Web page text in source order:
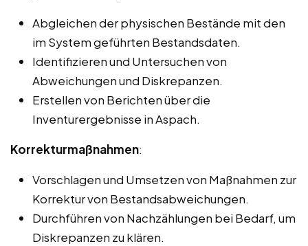
Abgleichen der physischen Bestände mit den
im System geführten Bestandsdaten.
Identifizieren und Untersuchen von
Abweichungen und Diskrepanzen.
Erstellen von Berichten über die
Inventurergebnisse in Aspach.
Korrekturmaßnahmen:
Vorschlagen und Umsetzen von Maßnahmen zur
Korrektur von Bestandsabweichungen.
Durchführen von Nachzählungen bei Bedarf, um
Diskrepanzen zu klären.